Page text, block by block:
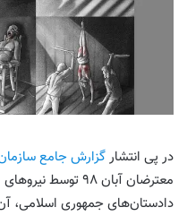
در پی انتشارگزارش جامع
معترضان آبان ۹۸
دادستان‌های جمهوری اسلامی، آن